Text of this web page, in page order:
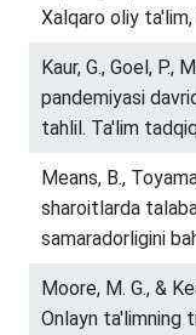
Xalqaro oliy
Kaur, G., Goel, P.,
pandemiyasi
tahlil. Ta'lim
Means, B.,
sharoitlarda
samaradorligini
Moore, M. G., &
Onlayn ta'limning